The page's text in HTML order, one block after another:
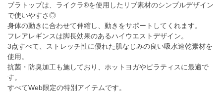
ブラトップは、ライクラ®を使用したリブ素材のシンプルデザイン
で使いやすさ◎
身体の動きに合わせて伸縮し、動きをサポートしてくれます。
フレアレギンスは脚長効果のあるハイウエストデザイン。
3点すべて、ストレッチ性に優れた肌なじみの良い吸水速乾素材を
使用。
抗菌・防臭加工も施しており、ホットヨガやピラティスに最適で
す。
すべてWeb限定の特別アイテムです。